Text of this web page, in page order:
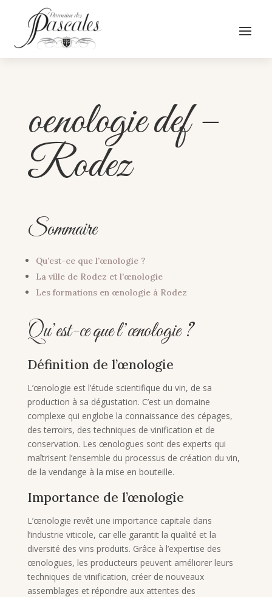
oenologie def –
Rodez
Sommaire
Qu’est-ce que l’œnologie ?
La ville de Rodez et l’œnologie
Les formations en œnologie à Rodez
Qu’est-ce que l’œnologie ?
Définition de l’œnologie
L’œnologie est l’étude scientifique du vin, de sa
production à sa dégustation. C’est un domaine
complexe qui englobe la connaissance des cépages,
des terroirs, des techniques de vinification et de
conservation. Les œnologues sont des experts qui
maîtrisent l’ensemble du processus de création du vin,
de la vendange à la mise en bouteille.
Importance de l’œnologie
L’œnologie revêt une importance capitale dans
l’industrie viticole, car elle garantit la qualité et la
diversité des vins produits. Grâce à l’expertise des
œnologues, les producteurs peuvent améliorer leurs
techniques de vinification, créer de nouveaux
assemblages et répondre aux attentes des